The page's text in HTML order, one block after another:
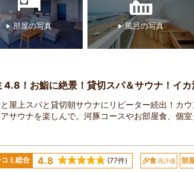
部屋の写真 風呂の写真
4.8！お鮨に絶景！貸切スパ＆サウナ！イカ
屋上スパと貸切朝サウナにリピーター続出！カ
サウナを楽しんで。河豚コースやお部屋食、個
コミ総合 4.8 (77件) 夕食高評価 部